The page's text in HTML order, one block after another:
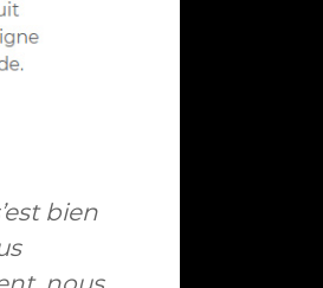
bien